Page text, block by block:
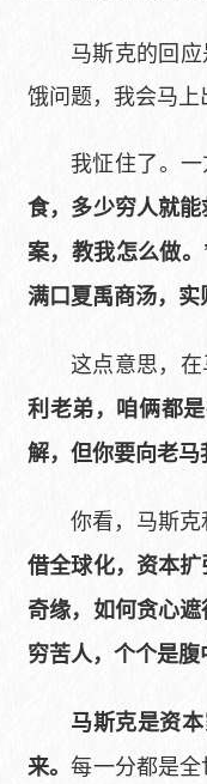
马斯克的回
饿问题，我会马上
我怔住了。
食，多少穷人就
案，教我怎么做。
满口夏禹商汤，实
这点意思，
利老弟，咱俩都
解，但你要向老马
你看，马斯
借全球化，资本
奇缘，如何贪心
穷苦人，个个是
马斯克是资
来。每一分都是